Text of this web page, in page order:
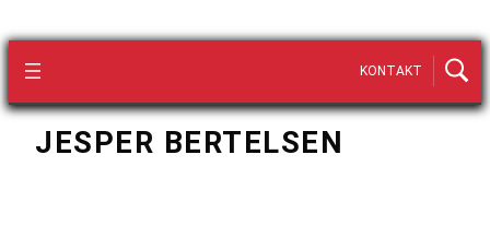
KONTAKT
JESPER BERTELSEN